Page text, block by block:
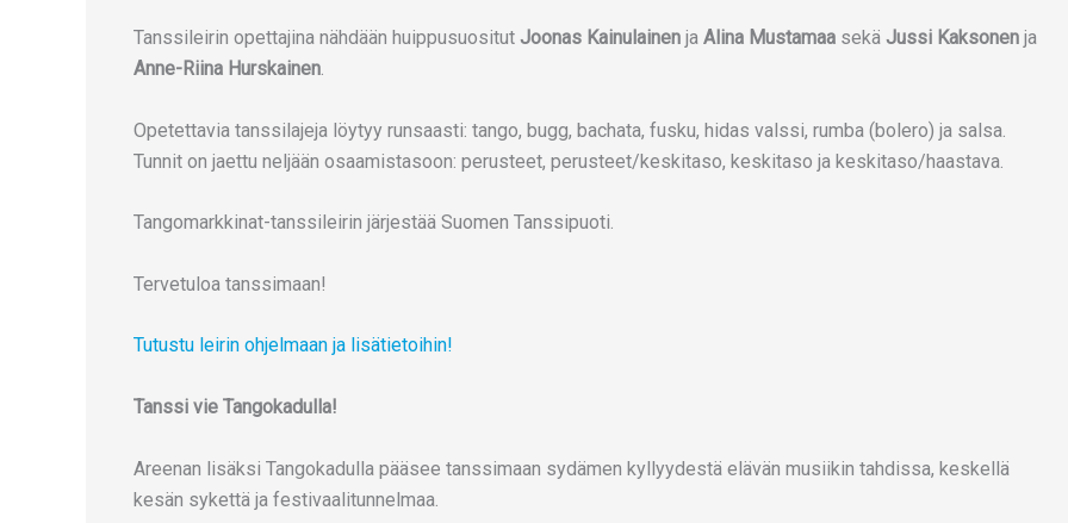
Tanssileirin opettajina nähdään huippusuositut Joonas Kainulainen ja Alina Mustamaa sekä Jussi Kaksonen ja
Anne-Riina Hurskainen.
Opetettavia tanssilajeja löytyy runsaasti: tango, bugg, bachata, fusku, hidas valssi, rumba (bolero) ja salsa.
Tunnit on jaettu neljään osaamistasoon: perusteet, perusteet/keskitaso, keskitaso ja keskitaso/haastava.
Tangomarkkinat-tanssileirin järjestää Suomen Tanssipuoti.
Tervetuloa tanssimaan!
Tutustu leirin ohjelmaan ja lisätietoihin!
Tanssi vie Tangokadulla!
Areenan lisäksi Tangokadulla pääsee tanssimaan sydämen kyllyydestä elävän musiikin tahdissa, keskellä
kesän sykettä ja festivaalitunnelmaa.